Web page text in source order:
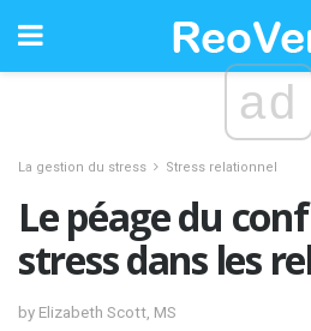
ad
La gestion du stress Stress relationnel
Le péage du
stress dans les
by Elizabeth Scott, MS